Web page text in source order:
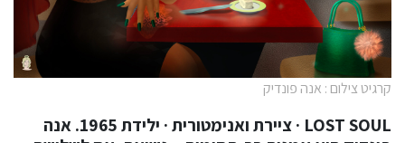
קרגיט צילום : אנה פונדיק
LOST SOUL · ציירת ואנימטורית · ילידת 1965. אנה